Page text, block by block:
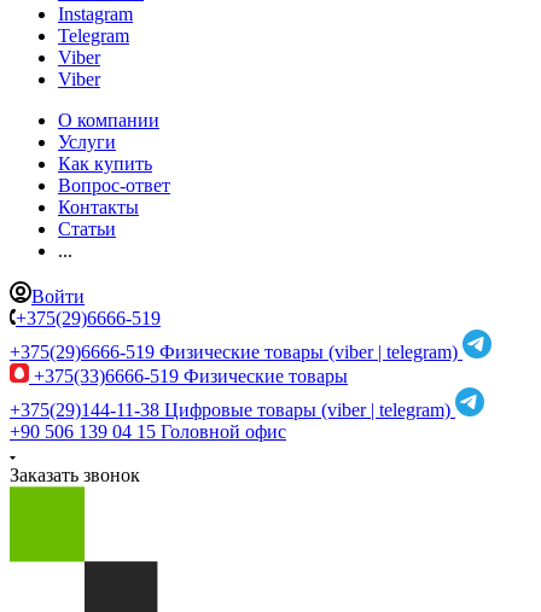
Instagram
Telegram
Viber
Viber
О компании
Услуги
Как купить
Вопрос-ответ
Контакты
Статьи
...
Войти
+375(29)6666-519
+375(29)6666-519 Физические товары (viber | telegram)
+375(33)6666-519 Физические товары
+375(29)144-11-38 Цифровые товары (viber | telegram)
+90 506 139 04 15 Головной офис
Заказать звонок